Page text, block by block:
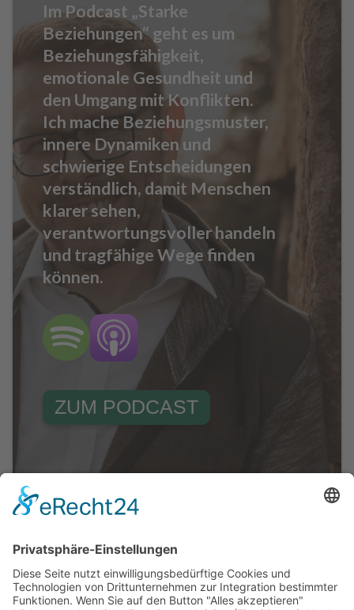
Im Podcast „Starke
Beziehungen“ geht es um
Beziehungsfähigkeit,
emotionale Gesundheit und
den Umgang mit Konflikten.
Ich mache Beziehungsmuster,
innere Dynamiken und
schwierige Entscheidungen
verständlich, damit Menschen
klarer sehen,
verantwortungsvoller handeln
und tragfähige Wege finden
können.
ZUM PODCAST